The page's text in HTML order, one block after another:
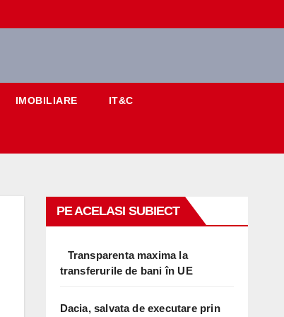
IMOBILIARE IT&C
PE ACELASI SUBIECT
Transparenta maxima la
transferurile de bani în UE
Dacia, salvata de executare prin